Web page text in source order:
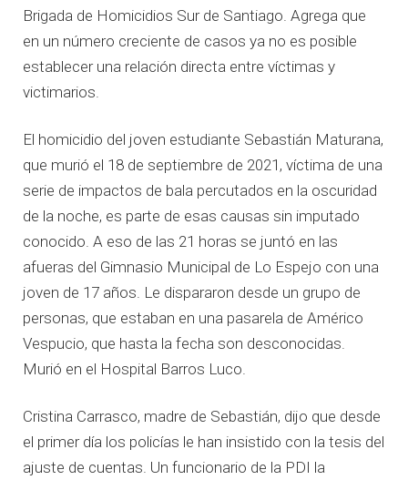
Brigada de Homicidios Sur de Santiago. Agrega que
en un número creciente de casos ya no es posible
establecer una relación directa entre víctimas y
victimarios.
El homicidio del joven estudiante Sebastián Maturana,
que murió el 18 de septiembre de 2021, víctima de una
serie de impactos de bala percutados en la oscuridad
de la noche, es parte de esas causas sin imputado
conocido. A eso de las 21 horas se juntó en las
afueras del Gimnasio Municipal de Lo Espejo con una
joven de 17 años. Le dispararon desde un grupo de
personas, que estaban en una pasarela de Américo
Vespucio, que hasta la fecha son desconocidas.
Murió en el Hospital Barros Luco.
Cristina Carrasco, madre de Sebastián, dijo que desde
el primer día los policías le han insistido con la tesis del
ajuste de cuentas. Un funcionario de la PDI la